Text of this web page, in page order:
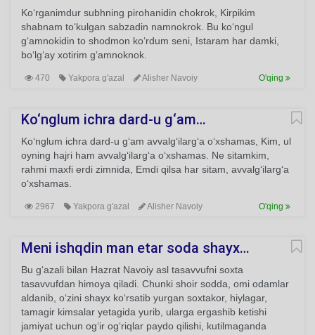
Ko‘rganimdur subhning pirohanidin chokrok, Kirpikim
shabnam to‘kulgan sabzadin namnokrok. Bu ko‘ngul
g‘amnokidin to shodmon ko‘rdum seni, Istaram har damki,
bo‘lg‘ay xotirim g‘amnoknok.
470 Yakpora g'azal Alisher Navoiy O'qing
Ko‘nglum ichra dard-u g‘am…
Ko‘nglum ichra dard-u g‘am avvalg‘ilarg‘a o‘xshamas, Kim, ul
oyning hajri ham avvalg‘ilarg‘a o‘xshamas. Ne sitamkim,
rahmi maxfi erdi zimnida, Emdi qilsa har sitam, avvalg‘ilarg‘a
o‘xshamas.
2967 Yakpora g'azal Alisher Navoiy O'qing
Meni ishqdin man etar soda shayx…
Bu g‘azali bilan Hazrat Navoiy asl tasavvufni soxta
tasavvufdan himoya qiladi. Chunki shoir sodda, omi odamlar
aldanib, o‘zini shayx ko‘rsatib yurgan soxtakor, hiylagar,
tamagir kimsalar yetagida yurib, ularga ergashib ketishi
jamiyat uchun og‘ir og‘riqlar paydo qilishi, kutilmaganda